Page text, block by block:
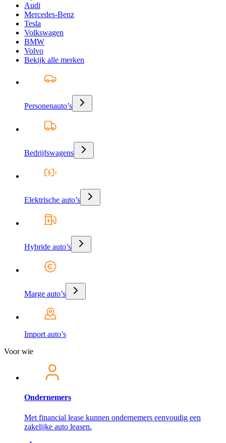
Audi
Mercedes-Benz
Tesla
Volkswagen
BMW
Volvo
Bekijk alle merken
Personenauto’s
Bedrijfswagens
Elektrische auto’s
Hybride auto’s
Marge auto’s
Import auto’s
Voor wie
Ondernemers
Met financial lease kunnen ondernemers eenvoudig een
zakelijke auto leasen.